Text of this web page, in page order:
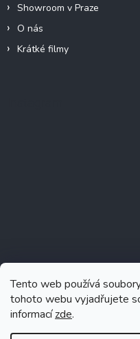
Tento web používá
tohoto webu vyjadřujete
informacízde.
Showroom v Praze
O nás
Krátké filmy
Sledovat na